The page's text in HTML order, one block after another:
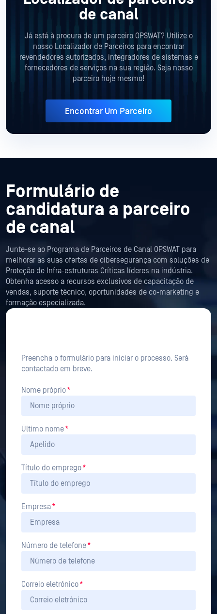
de canal
Já está à procura de um parceiro OPSWAT? Utilize o
nosso Localizador de Parceiros para encontrar
revendedores autorizados, integradores de sistemas e
fornecedores de serviços na sua região. Seja nosso
parceiro hoje mesmo!
Encontrar Um Parceiro
Formulário de
candidatura a parceiro
de canal
Junte-se ao Programa de Parceiros de Canal OPSWAT para
melhorar as suas ofertas de cibersegurança com soluções de
Proteção de Infra-estruturas Críticas líderes na indústria.
Obtenha acesso a recursos exclusivos de capacitação de
vendas, suporte técnico, oportunidades de co-marketing e
formação especializada.
Preencha o formulário para iniciar o processo. Será
contactado em breve.
Nome próprio*
Último nome*
Título do emprego*
Empresa*
Número de telefone*
Correio eletrónico*